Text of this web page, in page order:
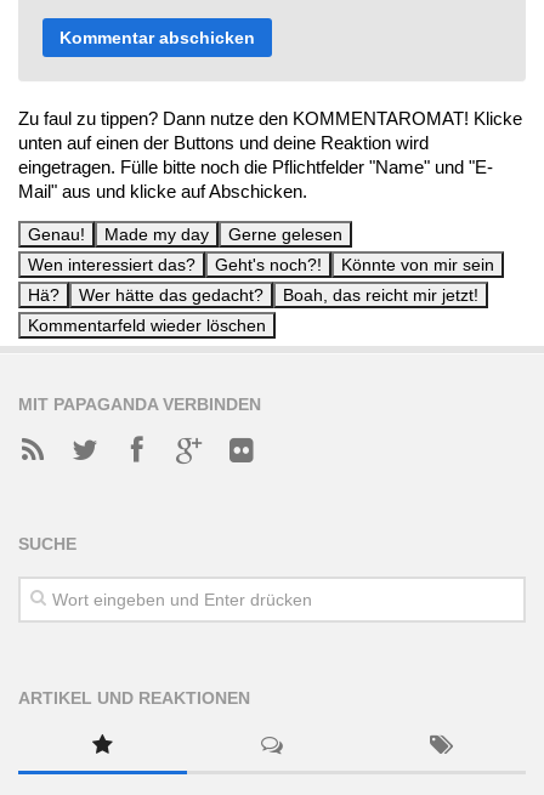
Zu faul zu tippen? Dann nutze den KOMMENTAROMAT! Klicke
unten auf einen der Buttons und deine Reaktion wird
eingetragen. Fülle bitte noch die Pflichtfelder "Name" und "E-
Mail" aus und klicke auf Abschicken.
MIT PAPAGANDA VERBINDEN
SUCHE
ARTIKEL UND REAKTIONEN